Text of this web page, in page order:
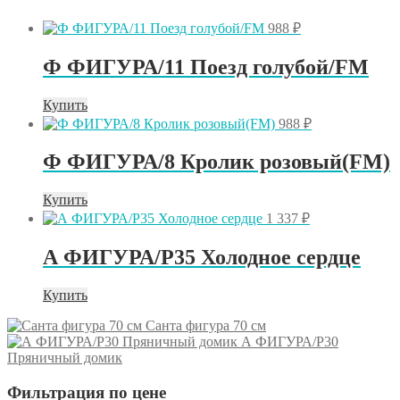
988 ₽
Ф ФИГУРА/11 Поезд голубой/FM
Купить
988 ₽
Ф ФИГУРА/8 Кролик розовый(FM)
Купить
1 337 ₽
А ФИГУРА/P35 Холодное сердце
Купить
Санта фигура 70 см
А ФИГУРА/P30
Пряничный домик
Фильтрация по цене